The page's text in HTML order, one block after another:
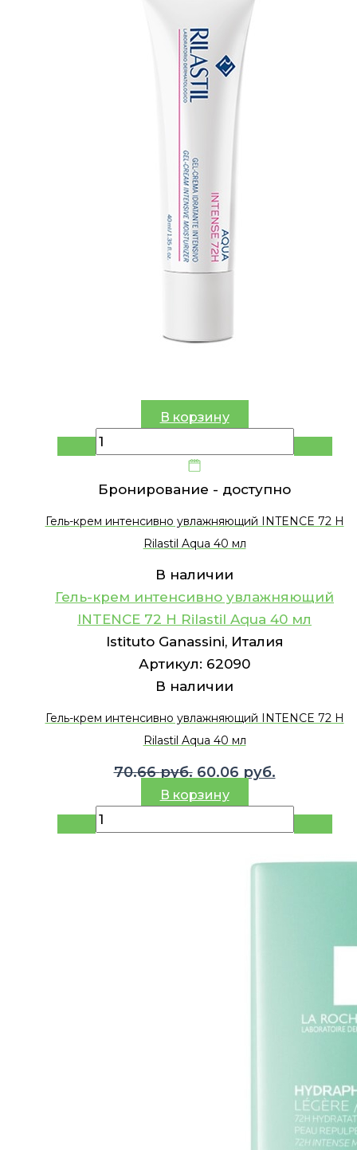
В корзину
Бронирование - доступно
Гель-крем интенсивно увлажняющий INTENCE 72 H
Rilastil Aqua 40 мл
В наличии
Гель-крем интенсивно увлажняющий
INTENCE 72 H Rilastil Aqua 40 мл
Istituto Ganassini, Италия
Артикул: 62090
В наличии
Гель-крем интенсивно увлажняющий INTENCE 72 H
Rilastil Aqua 40 мл
70.66руб. Первоначальная
цена
70.66 руб..
60.06 руб.Текущая
60.06 руб..
В корзину